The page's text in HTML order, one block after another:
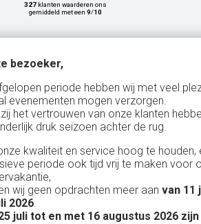
327 klanten waarderen ons
gemiddeld met een 9/10
Bank: NL15ABNA0561810710
KvK: 17167131
BTW: NL.1678.53.296.B01
Uw partner in:
Evenementen verhuur
bezoeker,
periode hebben wij met veel
evenementen mogen verzorgen.
het vertrouwen van onze klanten
druk seizoen achter de rug.
kwaliteit en service hoog te houden,
periode ook tijd vrij te maken voor
wij geen opdrachten meer aan van 11
2026.
juli tot en met 16 augustus 2026